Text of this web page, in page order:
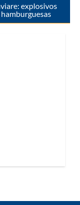
explosivos